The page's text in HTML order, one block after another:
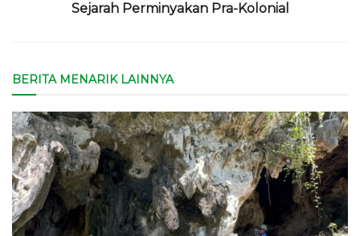
Sejarah Perminyakan Pra-Kolonial
BERITA MENARIK LAINNYA